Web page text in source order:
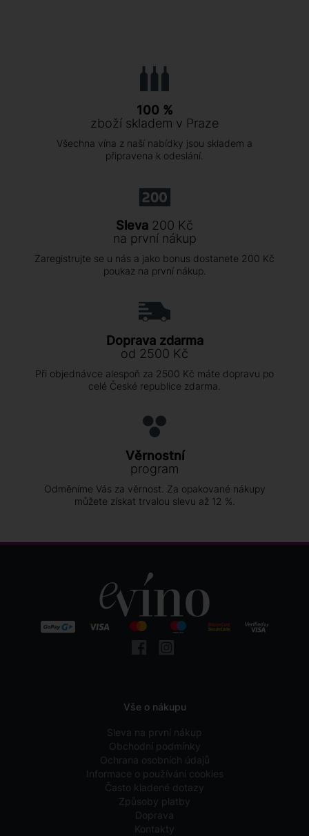
100 %
zboží skladem v Praze
Všechna vína z naší nabídky jsou skladem a
připravena k odeslání.
Sleva 200 Kč
na první nákup
Zaregistrujte se u nás a jako bonus dostanete 200 Kč
poukaz na první nákup.
Doprava zdarma
od 2500 Kč
Při objednávce alespoň za 2500 Kč máte dopravu po
celé České republice zdarma.
Věrnostní
program
Odměníme Vás za věrnost. Za opakované nákupy
můžete získat trvalou slevu až 12 %.
Vše o nákupu
Sleva na první nákup
Obchodní podmínky
Ochrana osobních údajů
Informace o používání cookies
Často kladené dotazy
Způsoby platby
Doprava
Kontakty